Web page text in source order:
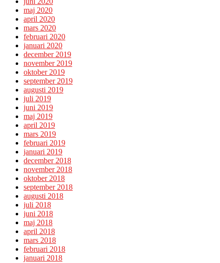
maj 2020
april 2020
mars 2020
februari 2020
januari 2020
december 2019
november 2019
oktober 2019
september 2019
augusti 2019
juli 2019
juni 2019
maj 2019
april 2019
mars 2019
februari 2019
januari 2019
december 2018
november 2018
oktober 2018
september 2018
augusti 2018
juli 2018
juni 2018
maj 2018
april 2018
mars 2018
februari 2018
januari 2018